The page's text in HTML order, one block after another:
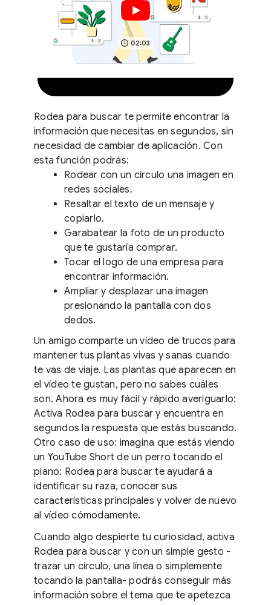
02:03
Rodea para buscar te permite encontrar la
información que necesitas en segundos, sin
necesidad de cambiar de aplicación. Con
esta función podrás:
Rodear con un círculo una imagen en
redes sociales.
Resaltar el texto de un mensaje y
copiarlo.
Garabatear la foto de un producto
que te gustaría comprar.
Tocar el logo de una empresa para
encontrar información.
Ampliar y desplazar una imagen
presionando la pantalla con dos
dedos.
Un amigo comparte un vídeo de trucos para
mantener tus plantas vivas y sanas cuando
te vas de viaje. Las plantas que aparecen en
el vídeo te gustan, pero no sabes cuáles
son. Ahora es muy fácil y rápido averiguarlo:
Activa Rodea para buscar y encuentra en
segundos la respuesta que estás buscando.
Otro caso de uso: imagina que estás viendo
un YouTube Short de un perro tocando el
piano: Rodea para buscar te ayudará a
identificar su raza, conocer sus
características principales y volver de nuevo
al vídeo cómodamente.
Cuando algo despierte tu curiosidad, activa
Rodea para buscar y con un simple gesto -
trazar un círculo, una línea o simplemente
tocando la pantalla- podrás conseguir más
información sobre el tema que te apetezca